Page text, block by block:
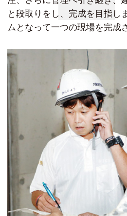
と段取りをし、完成を目指し
ムとなって一つの現場を完成